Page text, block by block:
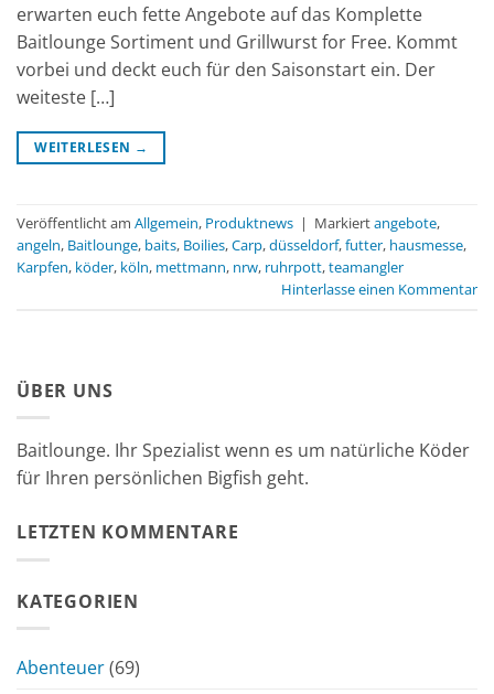
erwarten euch fette Angebote auf das Komplette
Baitlounge Sortiment und Grillwurst for Free. Kommt
vorbei und deckt euch für den Saisonstart ein. Der
weiteste […]
WEITERLESEN →
Veröffentlicht am Allgemein, Produktnews | Markiertangebote,
angeln, Baitlounge, baits, Boilies,Carp,düsseldorf,futter, hausmesse,
Karpfen, köder, köln, mettmann, nrw, ruhrpott,teamangler
Hinterlasse einen Kommentar
ÜBER UNS
Baitlounge. Ihr Spezialist wenn es um natürliche Köder
für Ihren persönlichen Bigfish geht.
LETZTEN KOMMENTARE
KATEGORIEN
Abenteuer(69)